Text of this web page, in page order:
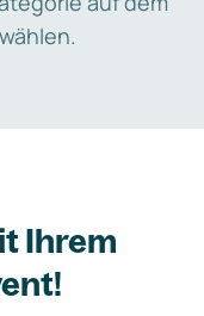
Ihrem